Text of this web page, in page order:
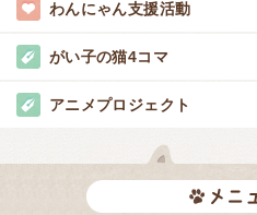
わんにゃん支援活動
がい子の猫4コマ
アニメプロジェクト